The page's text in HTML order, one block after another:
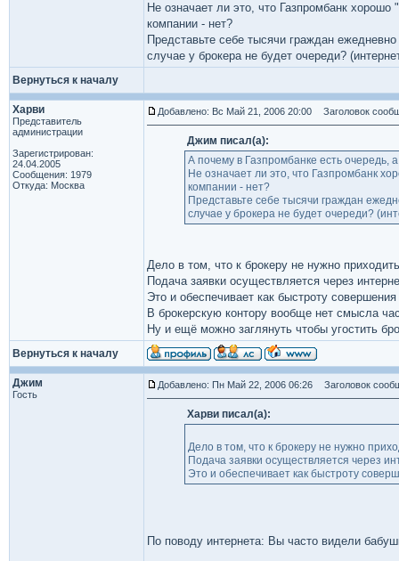
Не означает ли это, что Газпромбанк хорошо
компании - нет?
Представьте себе тысячи граждан
случае у брокера не будет очереди?
Вернуться к началу
Харви
Представитель
администрации
Зарегистрирован:
24.04.2005
Сообщения: 1979
Откуда: Москва
Добавлено: Вс Май 21, 2006 20:00 Заголовок
Джим писал(а):
А почему в Газпромбанке есть очередь,
Не означает ли это, что Газпромбанк
компании - нет?
Представьте себе тысячи граждан
случае у брокера не будет очереди?
Дело в том, что к брокеру не нужно
Подача заявки осуществляется через
Это и обеспечивает как быстроту
В брокерскую контору вообще нет смысла
Ну и ещё можно заглянуть чтобы угостить
Вернуться к началу
Джим
Гость
Добавлено: Пн Май 22, 2006 06:26 Заголовок
Харви писал(а):
Дело в том, что к брокеру не нужно
Подача заявки осуществляется через
Это и обеспечивает как быстроту
По поводу интернета: Вы часто видели